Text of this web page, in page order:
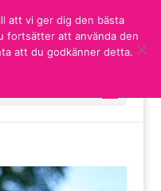
att vi ger dig den bästa
fortsätter att använda den
att du godkänner detta.